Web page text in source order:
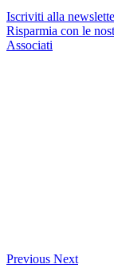
Iscriviti alla
Risparmia con le
Associati
Previous Next